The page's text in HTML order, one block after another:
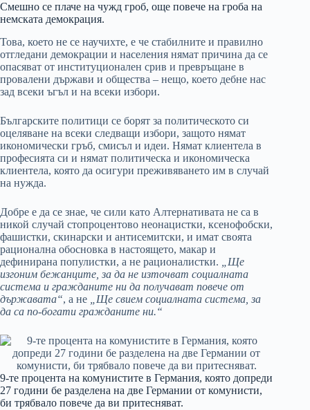
Смешно се плаче на чужд гроб, още повече на гроба на
немската демокрация.
Това, което не се научихте, е че стабилните и правилно
отгледани демокрации и населения нямат причина да се
опасяват от институционален срив и превръщане в
провалени държави и общества – нещо, което дебне нас
зад всеки ъгъл и на всеки избори.
Българските политици се борят за политическото си
оцеляване на всеки следващи избори, защото нямат
икономически гръб, смисъл и идеи. Нямат клиентела в
професията си и нямат политическа и икономическа
клиентела, която да осигури преживяването им в случай
на нужда.
Добре е да се знае, че сили като Алтернативата не са в
никой случай стопроцентово неонацистки, ксенофобски,
фашистки, скинарски и антисемитски, и имат своята
рационална обосновка в настоящето, макар и
дефинирана популистки, а не рационалистки.
„Ще
изгоним бежанците, за да не източват социалната
система и гражданите ни да получават повече от
държавата“, а не
„Ще свием социалната система, за
да са по-богати гражданите ни.“
9-те процента на комунистите в Германия, която допреди
27 години бе разделена на две Германии от комунисти,
би трябвало повече да ви притесняват.